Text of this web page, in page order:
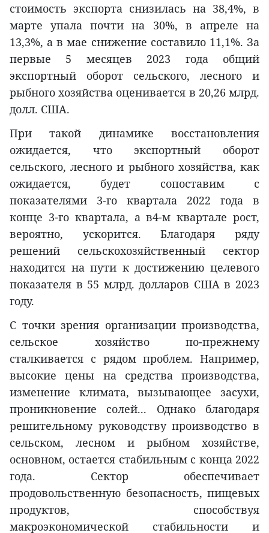
стоимость экспорта снизилась на 38,4%, в
марте упала почти на 30%, в апреле на
13,3%, а в мае снижение составило 11,1%. За
первые 5 месяцев 2023 года общий
экспортный оборот сельского, лесного и
рыбного хозяйства оценивается в 20,26 млрд.
долл. США.
При такой динамике восстановления
ожидается, что экспортный оборот
сельского, лесного и рыбного хозяйства, как
ожидается, будет сопоставим с
показателями 3-го квартала 2022 года в
конце 3-го квартала, а в4-м квартале рост,
вероятно, ускорится. Благодаря ряду
решений сельскохозяйственный сектор
находится на пути к достижению целевого
показателя в 55 млрд. долларов США в 2023
году.
С точки зрения организации производства,
сельское хозяйство по-прежнему
сталкивается с рядом проблем. Например,
высокие цены на средства производства,
изменение климата, вызывающее засухи,
проникновение солей... Однако благодаря
решительному руководству производство в
сельском, лесном и рыбном хозяйстве,
основном, остается стабильным с конца 2022
года. Сектор обеспечивает
продовольственную безопасность, пищевых
продуктов, способствуя
макроэкономической стабильности и